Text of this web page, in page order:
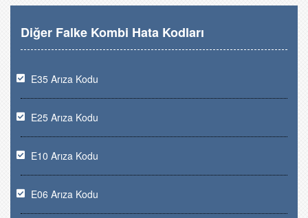
Diğer Falke Kombi Hata Kodları
E35 Arıza Kodu
E25 Arıza Kodu
E10 Arıza Kodu
E06 Arıza Kodu